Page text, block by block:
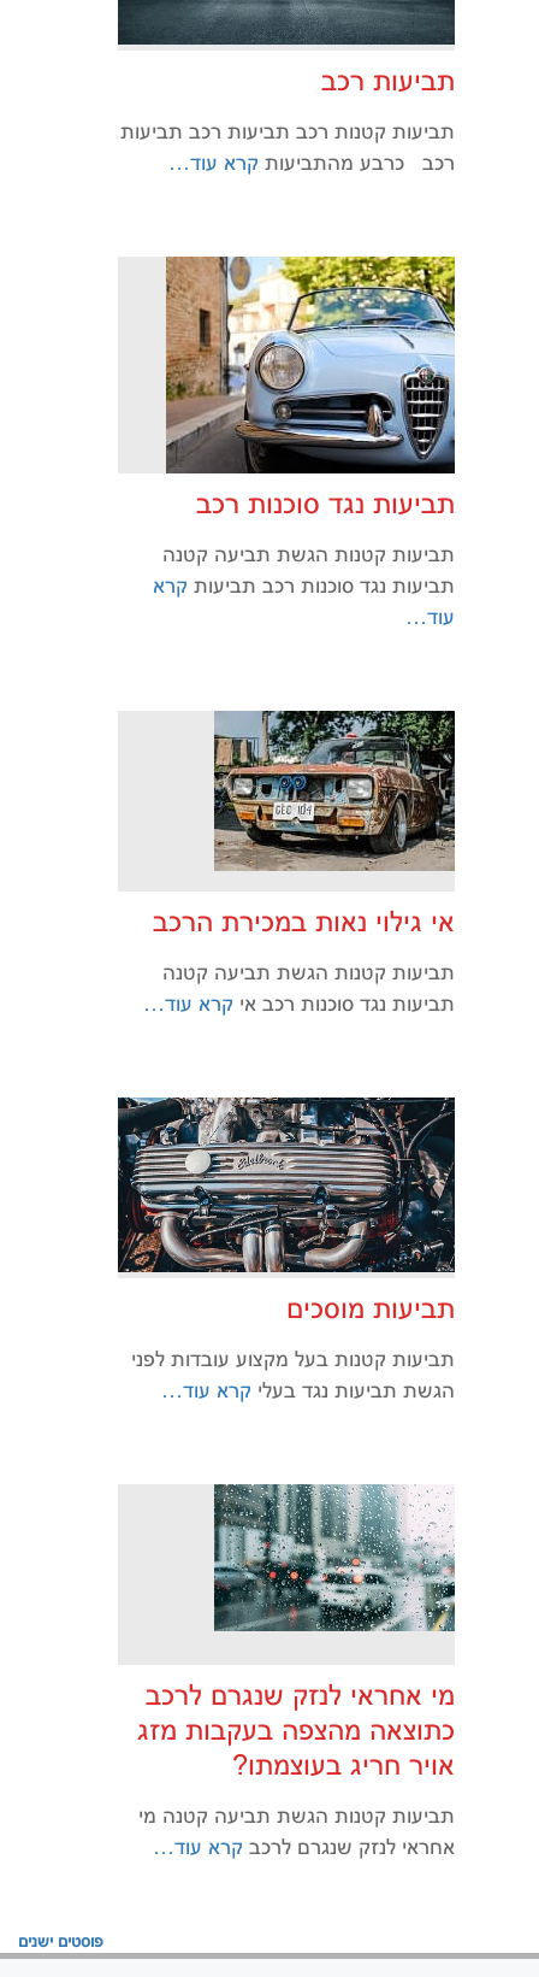
תביעות רכב
תביעות קטנות רכב תביעות רכב תביעות
רכב כרבע מהתביעות קרא עוד…
תביעות נגד סוכנות רכב
תביעות קטנות הגשת תביעה קטנה
תביעות נגד סוכנות רכב תביעות קרא
עוד…
אי גילוי נאות במכירת הרכב
תביעות קטנות הגשת תביעה קטנה
תביעות נגד סוכנות רכב אי קרא עוד…
תביעות מוסכים
תביעות קטנות בעל מקצוע עובדות לפני
הגשת תביעות נגד בעלי קרא עוד…
מי אחראי לנזק שנגרם לרכב
כתוצאה מהצפה בעקבות מזג
אויר חריג בעוצמתו?
תביעות קטנות הגשת תביעה קטנה מי
אחראי לנזק שנגרם לרכב קרא עוד…
פוסטים ישנים